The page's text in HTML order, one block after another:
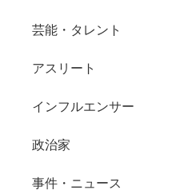
芸能・タレント
アスリート
インフルエンサー
政治家
事件・ニュース